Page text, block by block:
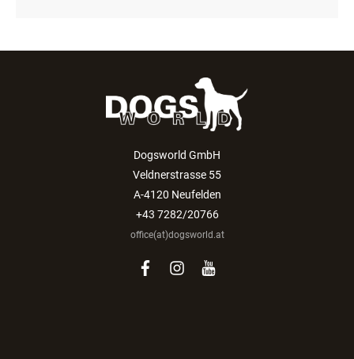
Dogsworld GmbH
Veldnerstrasse 55
A-4120 Neufelden
+43 7282/20766
office(at)dogsworld.at
facebook
instagram
youtube